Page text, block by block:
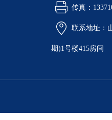
传真：
联系地址：
期)1号楼415房间